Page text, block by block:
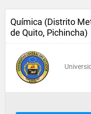
Química (Distrito
de Quito, Pichincha)